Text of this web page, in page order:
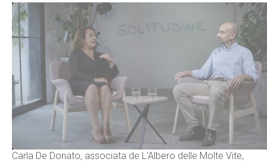
Carla De Donato, associata de L'Albero delle Molte Vite,